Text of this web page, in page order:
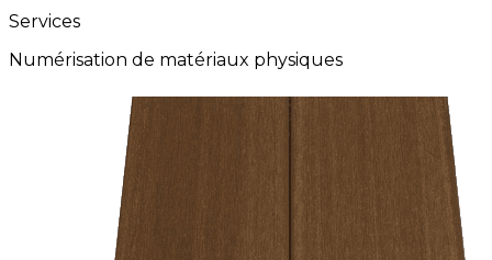
Services
Numérisation de matériaux physiques